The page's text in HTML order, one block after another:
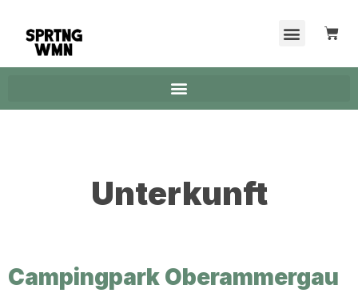
Unterkunft
Campingpark Oberammergau